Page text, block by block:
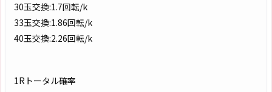
30玉交換:1.7回転/k
33玉交換:1.86回転/k
40玉交換:2.26回転/k
1Rトータル確率